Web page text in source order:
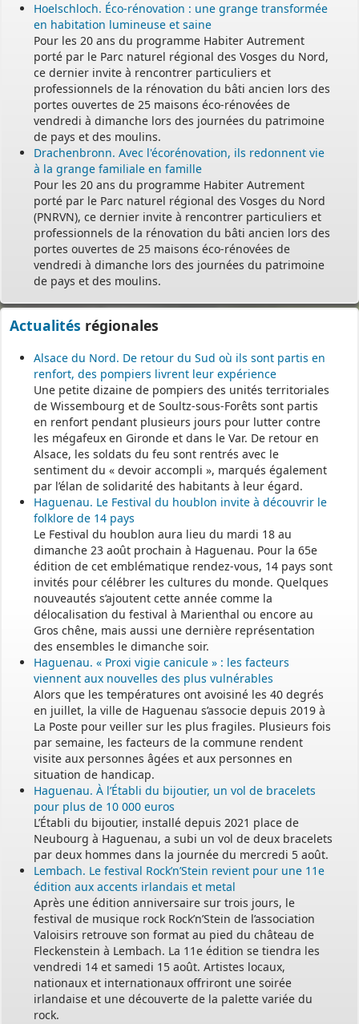
Hoelschloch. Éco-rénovation : une grange transformée
en habitation lumineuse et saine
Pour les 20 ans du programme Habiter Autrement
porté par le Parc naturel régional des Vosges du Nord,
ce dernier invite à rencontrer particuliers et
professionnels de la rénovation du bâti ancien lors des
portes ouvertes de 25 maisons éco-rénovées de
vendredi à dimanche lors des journées du patrimoine
de pays et des moulins.
Drachenbronn. Avec l'écorénovation, ils redonnent vie
à la grange familiale en famille
Pour les 20 ans du programme Habiter Autrement
porté par le Parc naturel régional des Vosges du Nord
(PNRVN), ce dernier invite à rencontrer particuliers et
professionnels de la rénovation du bâti ancien lors des
portes ouvertes de 25 maisons éco-rénovées de
vendredi à dimanche lors des journées du patrimoine
de pays et des moulins.
Actualités régionales
Alsace du Nord. De retour du Sud où ils sont partis en
renfort, des pompiers livrent leur expérience
Une petite dizaine de pompiers des unités territoriales
de Wissembourg et de Soultz-sous-Forêts sont partis
en renfort pendant plusieurs jours pour lutter contre
les mégafeux en Gironde et dans le Var. De retour en
Alsace, les soldats du feu sont rentrés avec le
sentiment du « devoir accompli », marqués également
par l’élan de solidarité des habitants à leur égard.
Haguenau. Le Festival du houblon invite à découvrir le
folklore de 14 pays
Le Festival du houblon aura lieu du mardi 18 au
dimanche 23 août prochain à Haguenau. Pour la 65e
édition de cet emblématique rendez-vous, 14 pays sont
invités pour célébrer les cultures du monde. Quelques
nouveautés s’ajoutent cette année comme la
délocalisation du festival à Marienthal ou encore au
Gros chêne, mais aussi une dernière représentation
des ensembles le dimanche soir.
Haguenau. « Proxi vigie canicule » : les facteurs
viennent aux nouvelles des plus vulnérables
Alors que les températures ont avoisiné les 40 degrés
en juillet, la ville de Haguenau s’associe depuis 2019 à
La Poste pour veiller sur les plus fragiles. Plusieurs fois
par semaine, les facteurs de la commune rendent
visite aux personnes âgées et aux personnes en
situation de handicap.
Haguenau. À l’Établi du bijoutier, un vol de bracelets
pour plus de 10 000 euros
L’Établi du bijoutier, installé depuis 2021 place de
Neubourg à Haguenau, a subi un vol de deux bracelets
par deux hommes dans la journée du mercredi 5 août.
Lembach. Le festival Rock’n’Stein revient pour une 11e
édition aux accents irlandais et metal
Après une édition anniversaire sur trois jours, le
festival de musique rock Rock’n’Stein de l’association
Valoisirs retrouve son format au pied du château de
Fleckenstein à Lembach. La 11e édition se tiendra les
vendredi 14 et samedi 15 août. Artistes locaux,
nationaux et internationaux offriront une soirée
irlandaise et une découverte de la palette variée du
rock.